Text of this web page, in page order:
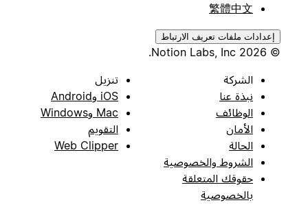
繁體中文
إعدادات ملفات تعريف الارتباط
الشركة
نبذة عنا
الوظائف
الأمان
الحالة
الشروط والخصوصية
حقوقك المتعلقة
بالخصوصية
تنزيل
iOS وAndroid
Mac وWindows
التقويم
Web Clipper